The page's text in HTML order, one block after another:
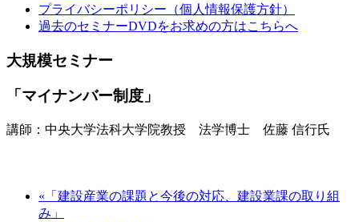
プライバシーポリシー（個人情報保護方針）
過去のセミナーDVDをお求めの方はこちらへ
大規模セミナー
「マイナンバー制度」
講師：中央大学法科大学院教授 法学博士 佐藤 信行氏
« 「建設産業の課題と今後の対応、建設業課の取り組
み」